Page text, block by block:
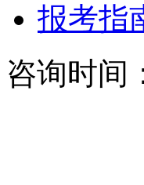
报考指
咨询时间